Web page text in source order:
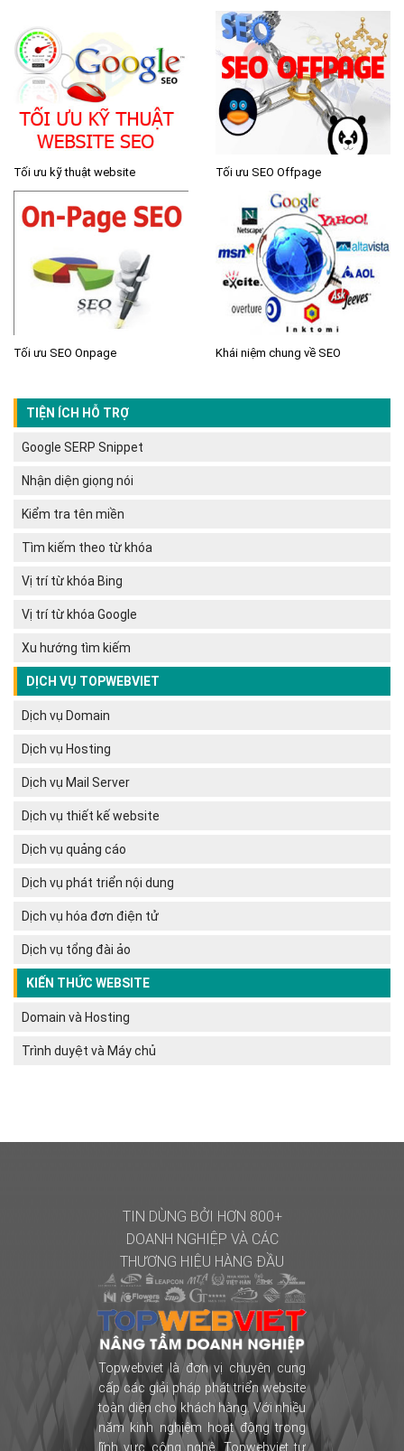
Tối ưu kỹ thuật website Tối ưu SEO Offpage
Tối ưu SEO Onpage Khái niệm chung về SEO
TIỆN ÍCH HỖ TRỢ
Google SERP Snippet
Nhận diện giọng nói
Kiểm tra tên miền
Tìm kiếm theo từ khóa
Vị trí từ khóa Bing
Vị trí từ khóa Google
Xu hướng tìm kiếm
DỊCH VỤ TOPWEBVIET
Dịch vụ Domain
Dịch vụ Hosting
Dịch vụ Mail Server
Dịch vụ thiết kế website
Dịch vụ quảng cáo
Dịch vụ phát triển nội dung
Dịch vụ hóa đơn điện tử
Dịch vụ tổng đài ảo
KIẾN THỨC WEBSITE
Domain và Hosting
Trình duyệt và Máy chủ
TIN DÙNG BỞI HƠN 800+
DOANH NGHIỆP VÀ CÁC
THƯƠNG HIỆU HÀNG ĐẦU
Topwebviet là đơn vị chuyên cung
cấp các giải pháp phát triển website
toàn diện cho khách hàng. Với nhiều
năm kinh nghiệm hoạt động trong
lĩnh vực công nghệ, Topwebviet tự